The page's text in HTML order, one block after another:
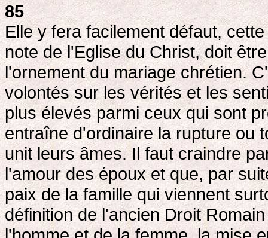
85
Elle y fera facilement défaut,
note de l'Eglise du Christ, doit
l'ornement du mariage chrétien.
volontés sur les vérités et les
plus élevés parmi ceux qui sont
entraîne d'ordinaire la rupture ou
unit leurs âmes. Il faut craindre
l'amour des époux et que, par
paix de la famille qui viennent
définition de l'ancien Droit